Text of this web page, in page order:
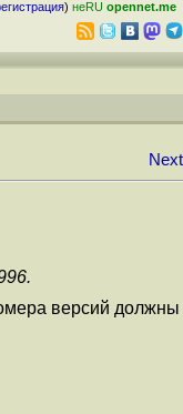
) неRU opennet.me
Next
версий должны